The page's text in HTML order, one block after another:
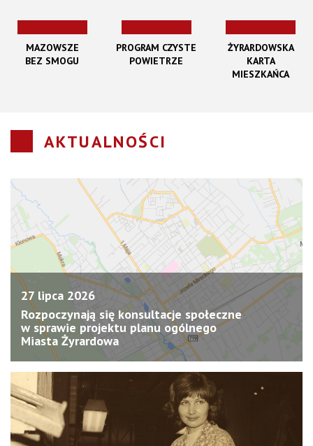
MAZOWSZE
BEZ SMOGU
PROGRAM CZYSTE
POWIETRZE
ŻYRARDOWSKA
KARTA
MIESZKAŃCA
AKTUALNOŚCI
27 lipca 2026
Rozpoczynają się konsultacje społeczne
w sprawie projektu planu ogólnego
Miasta Żyrardowa